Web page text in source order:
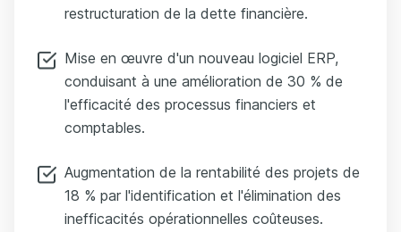
restructuration de la dette financière.
Mise en œuvre d'un nouveau logiciel ERP,
conduisant à une amélioration de 30 % de
l'efficacité des processus financiers et
comptables.
Augmentation de la rentabilité des projets de
18 % par l'identification et l'élimination des
inefficacités opérationnelles coûteuses.